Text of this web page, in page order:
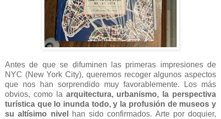
Antes de que se difuminen las primeras impresiones de
NYC (New York City), queremos recoger algunos aspectos
que nos han sorprendido muy favorablemente. Los más
obvios, como la arquitectura, urbanismo, la perspectiva
turística que lo inunda todo, y la profusión de museos y
su altísimo nivel
han sido confirmados. Arte por doquier,